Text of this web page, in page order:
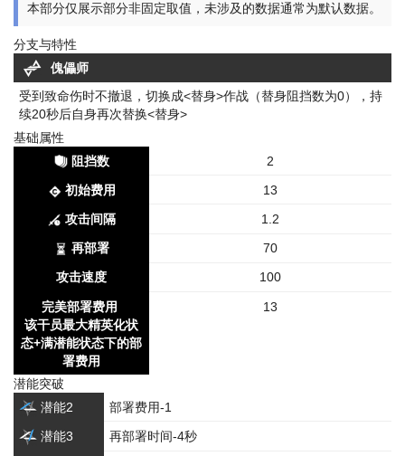
本部分仅展示部分非固定取值，未涉及的数据通常为默认数据。
分支与特性
傀儡师
受到致命伤时不撤退，切换成<替身>作战（替身阻挡数为0），持
续20秒后自身再次替换<替身>
基础属性
阻挡数
2
初始费用 13
攻击间隔 1.2
再部署 70
攻击速度 100
完美部署费用
该干员最大精英化状
态+满潜能状态下的部
署费用
13
潜能突破
潜能2
部署费用-1
潜能3 再部署时间-4秒